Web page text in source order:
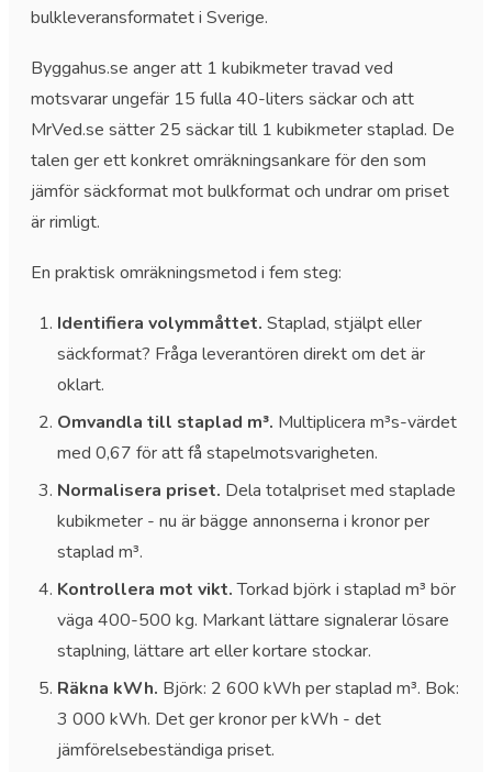
bulkleveransformatet i Sverige.
Byggahus.se anger att 1 kubikmeter travad ved
motsvarar ungefär 15 fulla 40-liters säckar och att
MrVed.se sätter 25 säckar till 1 kubikmeter staplad. De
talen ger ett konkret omräkningsankare för den som
jämför säckformat mot bulkformat och undrar om priset
är rimligt.
En praktisk omräkningsmetod i fem steg:
Identifiera volymmåttet. Staplad, stjälpt eller
säckformat? Fråga leverantören direkt om det är
oklart.
Omvandla till staplad m³. Multiplicera m³s-värdet
med 0,67 för att få stapelmotsvarigheten.
Normalisera priset. Dela totalpriset med staplade
kubikmeter - nu är bägge annonserna i kronor per
staplad m³.
Kontrollera mot vikt.Torkad björk i staplad m³ bör
väga 400-500 kg. Markant lättare signalerar lösare
staplning, lättare art eller kortare stockar.
Räkna kWh. Björk: 2 600 kWh per staplad m³. Bok:
3 000 kWh. Det ger kronor per kWh - det
jämförelsebeständiga priset.